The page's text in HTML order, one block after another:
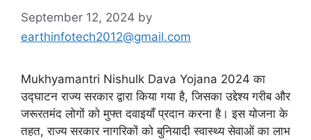
September 12, 2024 by
earthinfotech2012@gmail.com
Mukhyamantri Nishulk Dava Yojana 2024 का
उद्घाटन राज्य सरकार द्वारा किया गया है, जिसका उद्देश्य गरीब और
जरूरतमंद लोगों को मुफ्त दवाइयाँ प्रदान करना है। इस योजना के
तहत, राज्य सरकार नागरिकों को बुनियादी स्वास्थ्य सेवाओं का लाभ